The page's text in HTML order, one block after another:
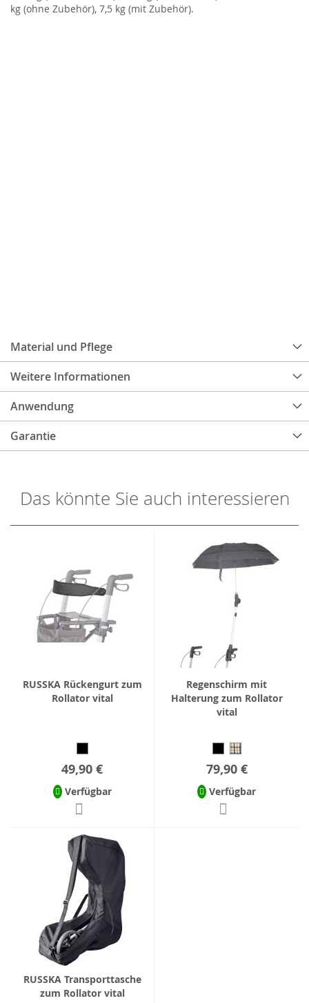
Material und Pflege
Weitere Informationen
Anwendung
Garantie
kg (ohne Zubehör), 7,5 kg (mit Zubehör).
Das könnte Sie auch interessieren
RUSSKA Rückengurt zum
Rollator vital
49,90 €
Verfügbar
Regenschirm mit
Halterung zum Rollator
vital
79,90 €
Verfügbar
RUSSKA Transporttasche
zum Rollator vital